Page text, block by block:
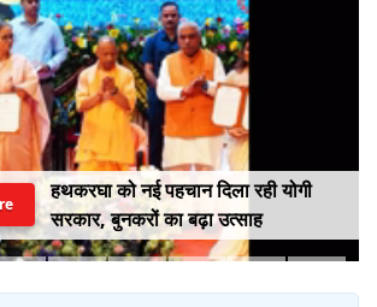
भारत में बढ़ रहा EV का क्रेज, खरीदने से
पहले जानें इलेक्ट्रिक वाहनों के 4 प्रकार
और इनके फायदे